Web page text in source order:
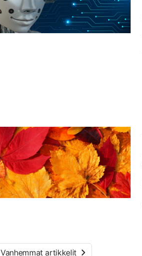
Vanhemmat artikkelit